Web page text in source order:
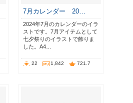
7月カレンダー 20…
2024年7月のカレンダーのイラ
ストです。7月アイテムとして
七夕祭りのイラストで飾りま
した。A4…
22 1,842 721.7